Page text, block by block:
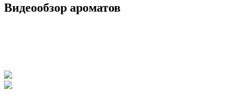
Видеообзор ароматов